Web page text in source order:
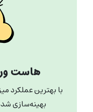
هاست
با بهترین عملکرد
بهینه‌سازی